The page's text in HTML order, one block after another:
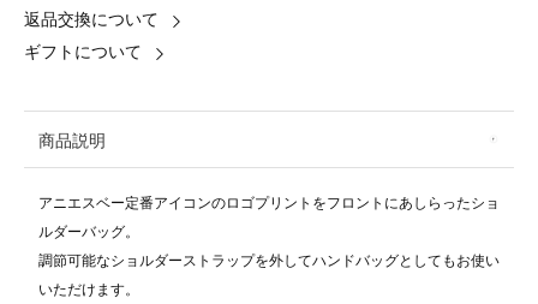
返品交換について
ギフトについて
商品説明
アニエスベー定番アイコンのロゴプリントをフロントにあしらったショ
ルダーバッグ。
調節可能なショルダーストラップを外してハンドバッグとしてもお使い
いただけます。